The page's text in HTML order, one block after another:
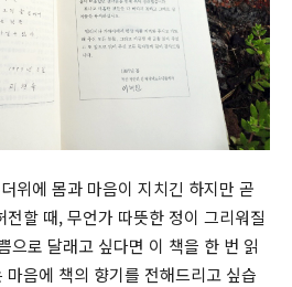
위에 몸과 마음이 지치긴 하지만 곧
할 때, 무언가 따뜻한 정이 그리워질
으로 달래고 싶다면 이 책을 한 번 읽
음에 책의 향기를 전해드리고 싶습